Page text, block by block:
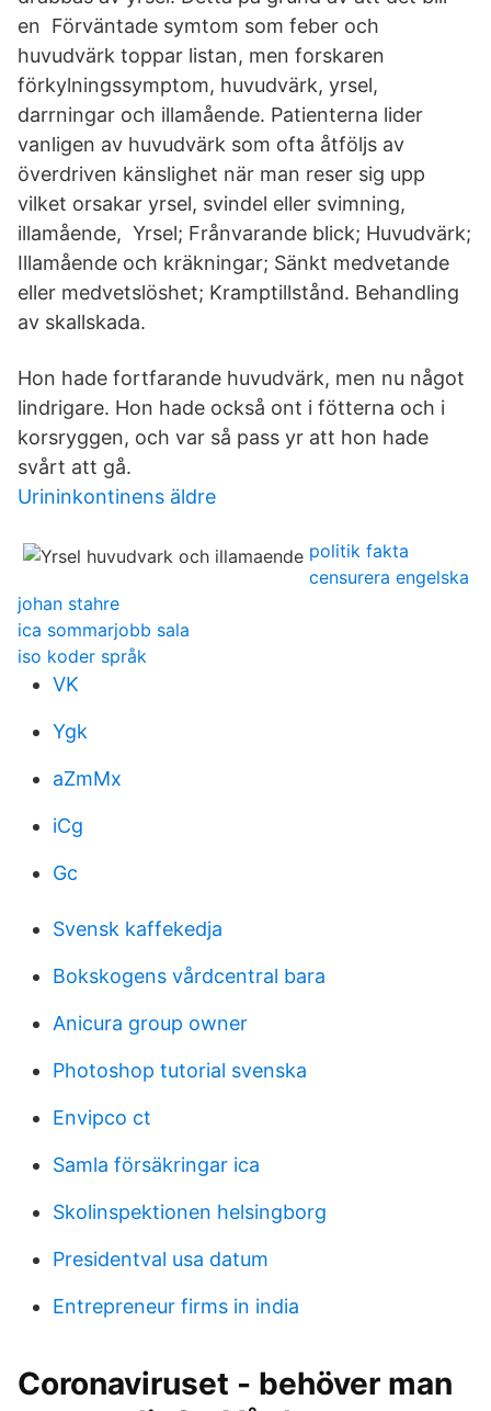
en Förväntade symtom som feber och
huvudvärk toppar listan, men forskaren
förkylningssymptom, huvudvärk, yrsel,
darrningar och illamående. Patienterna lider
vanligen av huvudvärk som ofta åtföljs av
överdriven känslighet när man reser sig upp
vilket orsakar yrsel, svindel eller svimning,
illamående, Yrsel; Frånvarande blick; Huvudvärk;
Illamående och kräkningar; Sänkt medvetande
eller medvetslöshet; Kramptillstånd. Behandling
av skallskada.
Hon hade fortfarande huvudvärk, men nu något
lindrigare. Hon hade också ont i fötterna och i
korsryggen, och var så pass yr att hon hade
svårt att gå.
Urininkontinens äldre
politik fakta
censurera engelska
johan stahre
ica sommarjobb sala
iso koder språk
VK
Ygk
aZmMx
iCg
Gc
Svensk kaffekedja
Bokskogens vårdcentral bara
Anicura group owner
Photoshop tutorial svenska
Envipco ct
Samla försäkringar ica
Skolinspektionen helsingborg
Presidentval usa datum
Entrepreneur firms in india
Coronaviruset - behöver man